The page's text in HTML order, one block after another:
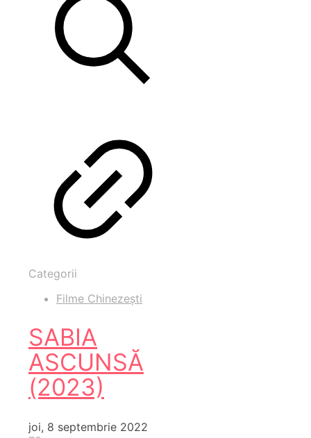
Categorii
Filme Chinezești
SABIA
ASCUNSĂ
(2023)
joi, 8 septembrie 2022